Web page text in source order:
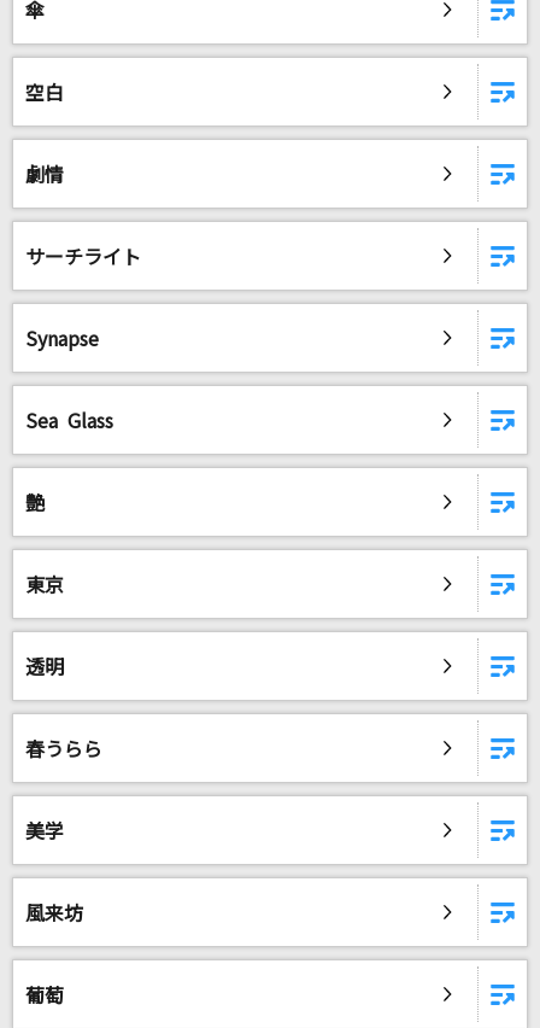
YOU...feat.仲宗根泉(HY)
PRIMROSE
ロミオとシンデレラ(Game Version)
[生音]蝶々結び
Aimer(エメ)
フロリジナル
Mrs. GREEN APPLE
優里
DAMの新曲・ランキングなど
DAMに会員登録・ログインして
自宅でカラオケ歌い放題！
傘
空白
劇情
サーチライト
Synapse
Sea Glass
艶
東京
透明
春うらら
美学
風来坊
葡萄